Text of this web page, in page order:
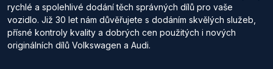
rychlé a spolehlivé dodání těch správných dílů pro vaše
vozidlo. Již 30 let nám důvěřujete s dodáním skvělých služeb,
přísné kontroly kvality a dobrých cen použitých i nových
originálních dílů Volkswagen a Audi.